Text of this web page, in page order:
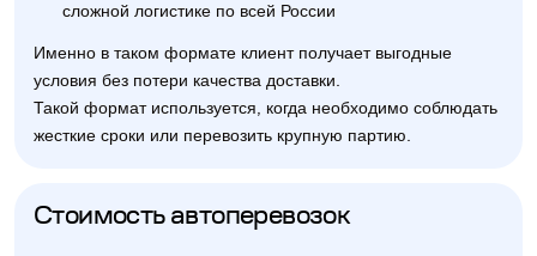
сложной логистике по всей России
Именно в таком формате клиент получает выгодные
условия без потери качества доставки.
Такой формат используется, когда необходимо соблюдать
жесткие сроки или перевозить крупную партию.
Стоимость автоперевозок